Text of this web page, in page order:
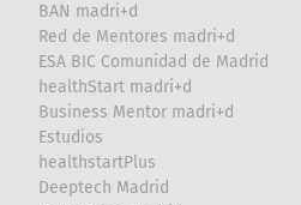
BAN madri+d
Red de Mentores madri+d
ESA BIC Comunidad de Madrid
healthStart madri+d
Business Mentor madri+d
Estudios
healthstartPlus
Deeptech Madrid